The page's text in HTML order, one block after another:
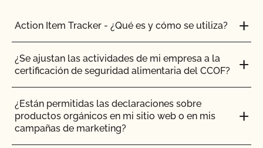
Action Item Tracker - ¿Qué es y cómo se utiliza?
¿Se ajustan las actividades de mi empresa a la
certificación de seguridad alimentaria del CCOF?
¿Están permitidas las declaraciones sobre
productos orgánicos en mi sitio web o en mis
campañas de marketing?
de emergencia de fumigación o tratamiento de
erradicación de plagas o enfermedades?
¿Y si tengo preguntas concretas sobre mis
prácticas agrícolas?
¿Qué ocurre si otra persona me proporciona
semillas o material de siembra?